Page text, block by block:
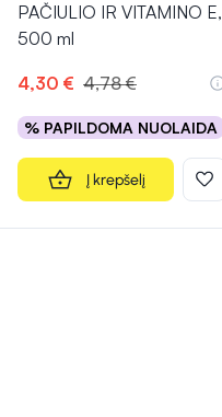
PAČIULIO IR VITAMINO E,
500 ml
4,30 € 4,78 €
% PAPILDOMA NUOLAIDA
Į krepšelį